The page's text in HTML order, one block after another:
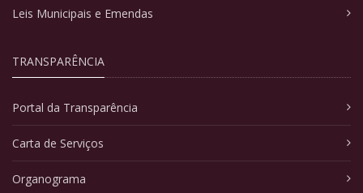
Leis Municipais e Emendas
TRANSPARÊNCIA
Portal da Transparência
Carta de Serviços
Organograma